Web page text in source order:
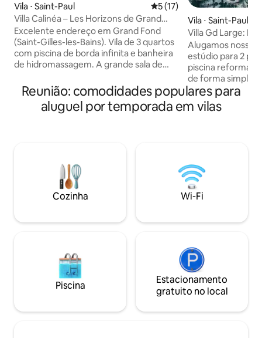
Vila ⋅ Saint-Paul 5 de uma avaliação média
5 (17)
Villa Calinéa – Les Horizons de Grand
Fond
Excelente endereço em Grand Fond
(Saint-Gilles-les-Bains). Vila de 3 quartos
com piscina de borda infinita e banheira
de hidromassagem. A grande sala de
montanhas; vida interior-exterior com
uma cozinha exterior totalmente
equipada, sala de verão, terraço
oeste e pontos quentes (Boucan Canot,
Roches Noires, Les Brisants),
restaurantes, lojas e vida noturna.
Grande privacidade
Vila ⋅ Saint-Paul
Villa Gd Large: Pé
lagoa
Alugamos nossa
estúdio para 2
piscina
de forma simples
luminosos. 3
condicionado,
com ar
estacionamento.
profundidade.
cuidadosos. A
classificada com
Reunião: comodidades populares para
aluguel por temporada em vilas
Cozinha Wi-Fi
Piscina
Estacionamento
gratuito no local